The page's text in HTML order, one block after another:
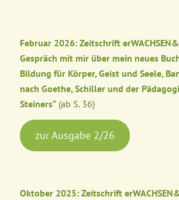
Februar 2026: Zeitschrift
Gespräch mit mir über mein neues
Bildung für Körper, Geist und Seele,
nach Goethe, Schiller und der
Steiners“(ab S. 36)
zur Ausgabe 2/26
Oktober 2025: Zeitschrift